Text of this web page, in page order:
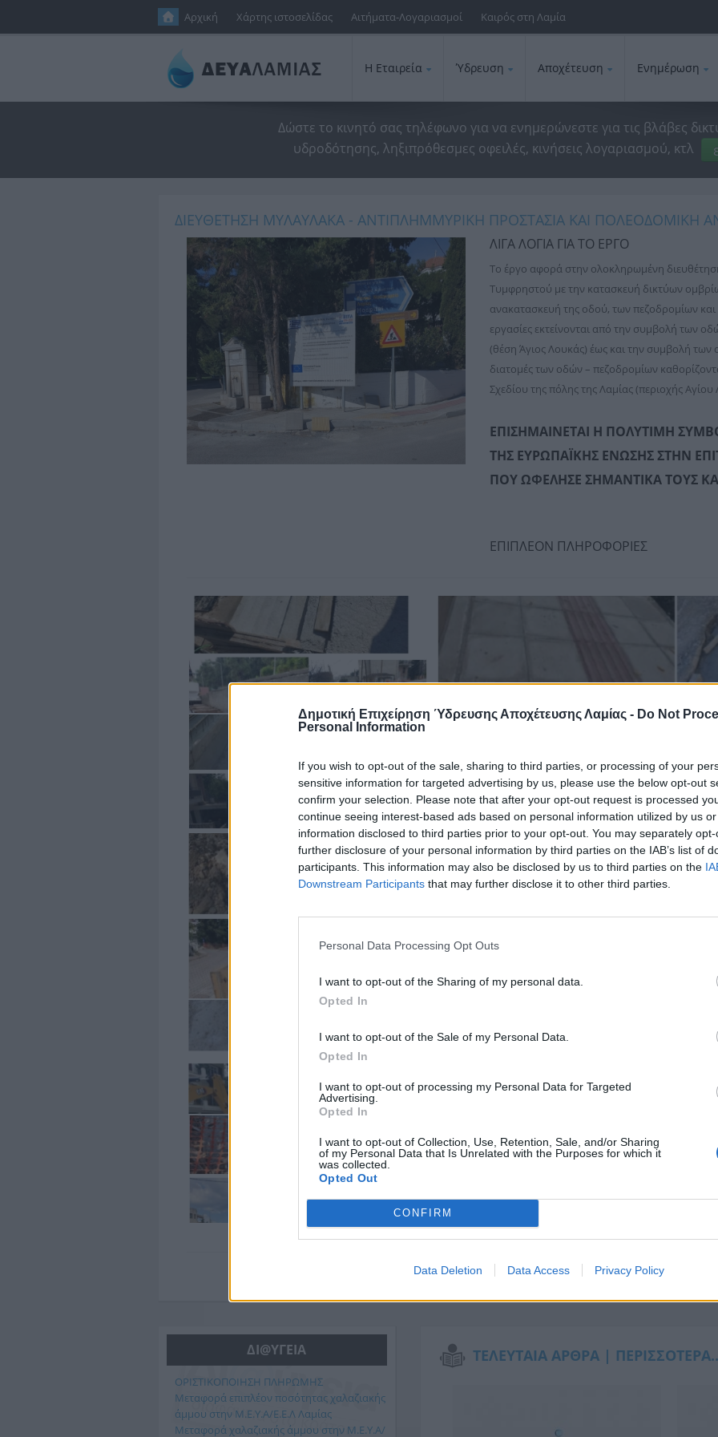
Δημοτική Επιχείρηση Ύδρευσης Αποχέτευσης Λαμίας - Do Not
Personal Information
If you wish to opt-out of the sale, sharing to third parties, or processing of your
sensitive information for targeted advertising by us, please use the below opt-out
confirm your selection. Please note that after your opt-out request is processed
continue seeing interest-based ads based on personal information utilized by us
information disclosed to third parties prior to your opt-out. You may separately
further disclosure of your personal information by third parties on the IAB’s list of
participants. This information may also be disclosed by us to third parties on the
Downstream Participants that may further disclose it to other third parties.
Personal Data Processing Opt Outs
I want to opt-out of the Sharing of my personal data.
Opted In
I want to opt-out of the Sale of my Personal Data.
Opted In
I want to opt-out of processing my Personal Data for Targeted
Advertising.
Opted In
I want to opt-out of Collection, Use, Retention, Sale, and/or Sharing
of my Personal Data that Is Unrelated with the Purposes for which it
was collected.
Opted Out
CONFIRM
Data Deletion Data Access Privacy Policy
Παράκαμψη προς το κυρίως περιεχόμενοΑρχική Χάρτης ιστοσελίδας Αιτήματα-Λογαριασμοί Καιρός στη Λαμία
Η Εταιρεία Ύδρευση Αποχέτευση Ενημέρωση
Δώστε το κινητό σας τηλέφωνο για να ενημερώνεστε για τις βλάβες
υδροδότησης, ληξιπρόθεσμες οφειλές, κινήσεις λογαριασμού, κτλ
ΔΙΕΥΘΕΤΗΣΗ ΜΥΛΑΥΛΑΚΑ - ΑΝΤΙΠΛΗΜΜΥΡΙΚΗ ΠΡΟΣΤΑΣΙΑ ΚΑΙ ΠΟΛΕΟΔΟΜΙΚΗ
ΛΙΓΑ ΛΟΓΙΑ ΓΙΑ ΤΟ ΕΡΓΟ
Το έργο αφορά στην ολοκληρωμένη
Τυμφρηστού με την κατασκευή δικτύων
ανακατασκευή της οδού, των πεζοδρομίων
εργασίες εκτείνονται από την συμβολή των
(θέση Άγιος Λουκάς) έως και την συμβολή
διατομές των οδών – πεζοδρομίων
Σχεδίου της πόλης της Λαμίας (περιοχής
ΕΠΙΣΗΜΑΙΝΕΤΑΙ Η ΠΟΛΥΤΙΜΗ
ΤΗΣ ΕΥΡΩΠΑΪΚΗΣ ΕΝΩΣΗΣ ΣΤΗΝ
ΠΟΥ ΩΦΕΛΗΣΕ ΣΗΜΑΝΤΙΚΑ ΤΟΥΣ
ΕΠΙΠΛΕΟΝ ΠΛΗΡΟΦΟΡΙΕΣ
ΔΙ@ΥΓΕΙΑ
ΟΡΙΣΤΙΚΟΠΟΙΗΣΗ ΠΛΗΡΩΜΗΣ
Μεταφορά επιπλέον ποσότητας χαλαζιακής
άμμου στην Μ.Ε.Υ.Α/Ε.Ε.Λ Λαμίας
Μεταφορά χαλαζιακής άμμου στην Μ.Ε.Υ.Α/
ΤΕΛΕΥΤΑΙΑ ΑΡΘΡΑ |